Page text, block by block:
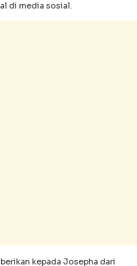
di media sosial.
kepada Josepha dari